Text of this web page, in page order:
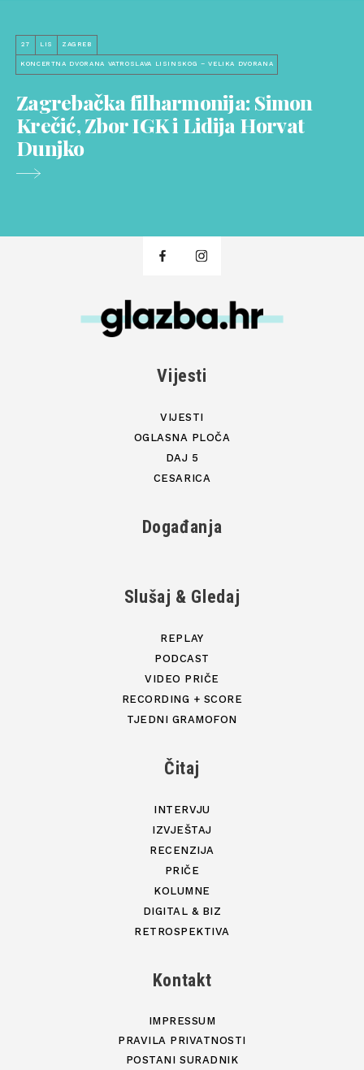
27 LIS ZAGREB
KONCERTNA DVORANA VATROSLAVA LISINSKOG – VELIKA DVORANA
Zagrebačka filharmonija: Simon
Krečić, Zbor IGK i Lidija Horvat
Dunjko
Vijesti
VIJESTI
OGLASNA PLOČA
DAJ 5
CESARICA
Događanja
Slušaj & Gledaj
REPLAY
PODCAST
VIDEO PRIČE
RECORDING + SCORE
TJEDNI GRAMOFON
Čitaj
INTERVJU
IZVJEŠTAJ
RECENZIJA
PRIČE
KOLUMNE
DIGITAL & BIZ
RETROSPEKTIVA
Kontakt
IMPRESSUM
PRAVILA PRIVATNOSTI
POSTANI SURADNIK